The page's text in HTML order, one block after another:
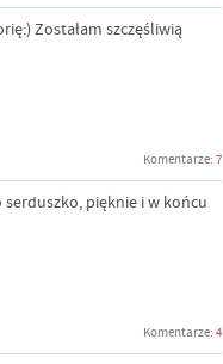
Zostałam szczęśliwią
Komentarze: 7
serduszko, pięknie i w końcu
Komentarze: 4